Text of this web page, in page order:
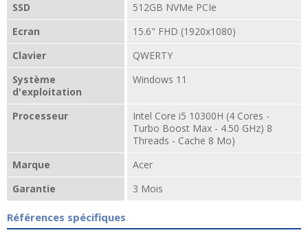
SSD
512GB NVMe PCIe
Ecran
15.6" FHD (1920x1080)
Clavier
QWERTY
Système
d'exploitation
Windows 11
Processeur
Intel Core i5 10300H (4 Cores -
Turbo Boost Max - 4.50 GHz) 8
Threads - Cache 8 Mo)
Marque
Acer
Garantie
3 Mois
Références spécifiques